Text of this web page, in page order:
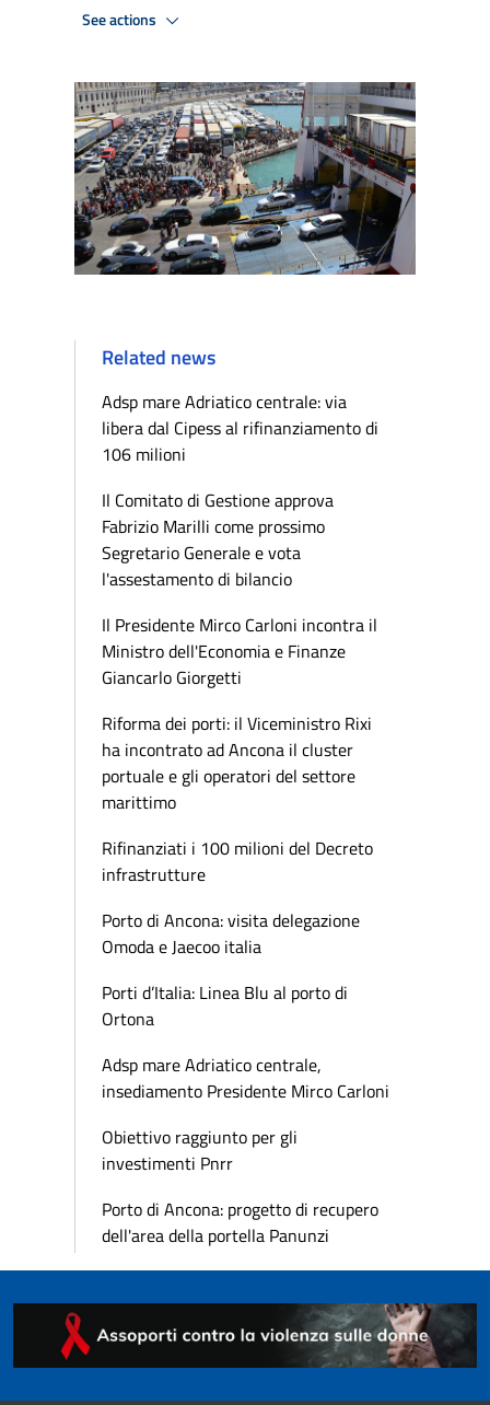
See actions
Related news
Adsp mare Adriatico centrale: via
libera dal Cipess al rifinanziamento di
106 milioni
Il Comitato di Gestione approva
Fabrizio Marilli come prossimo
Segretario Generale e vota
l'assestamento di bilancio
Il Presidente Mirco Carloni incontra il
Ministro dell'Economia e Finanze
Giancarlo Giorgetti
Riforma dei porti: il Viceministro Rixi
ha incontrato ad Ancona il cluster
portuale e gli operatori del settore
marittimo
Rifinanziati i 100 milioni del Decreto
infrastrutture
Porto di Ancona: visita delegazione
Omoda e Jaecoo italia
Porti d’Italia: Linea Blu al porto di
Ortona
Adsp mare Adriatico centrale,
insediamento Presidente Mirco Carloni
Obiettivo raggiunto per gli
investimenti Pnrr
Porto di Ancona: progetto di recupero
dell'area della portella Panunzi